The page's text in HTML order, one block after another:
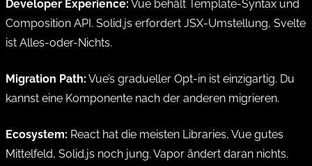
Developer Experience: Vue behält Template-Syntax und
Composition API. Solid.js erfordert JSX-Umstellung, Svelte
ist Alles-oder-Nichts.
Migration Path: Vue’s gradueller Opt-in ist einzigartig. Du
kannst eine Komponente nach der anderen migrieren.
Ecosystem: React hat die meisten Libraries, Vue gutes
Mittelfeld, Solid.js noch jung. Vapor ändert daran nichts.